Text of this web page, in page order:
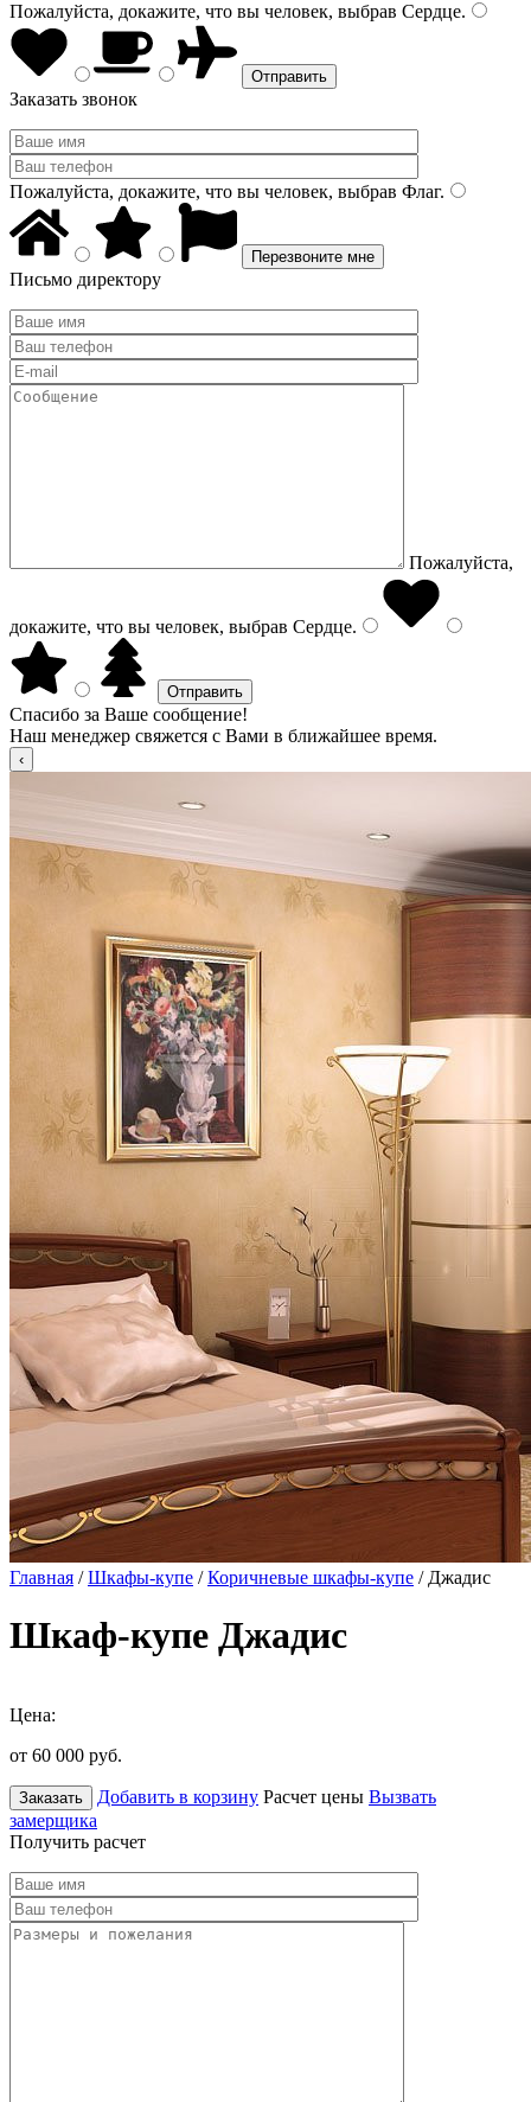
Пожалуйста, докажите, что вы человек, выбрав Сердце.
Заказать звонок
Пожалуйста, докажите, что вы человек, выбрав Флаг.
Письмо директору
Пожалуйста,
докажите, что вы человек, выбрав Сердце.
Спасибо за Ваше сообщение!
Наш менеджер свяжется с Вами в ближайшее время.
Главная /Шкафы-купе /Коричневые шкафы-купе / Джадис
Шкаф-купе Джадис
Цена:
от 60 000 руб.
Заказать Добавить в корзину Расчет цены Вызвать
замерщика
Получить расчет